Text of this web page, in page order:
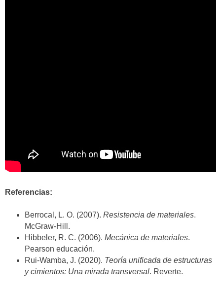
Referencias:
Berrocal, L. O. (2007). Resistencia de materiales.
McGraw-Hill.
Hibbeler, R. C. (2006). Mecánica de materiales.
Pearson educación.
Rui-Wamba, J. (2020). Teoría unificada de estructuras
y cimientos: Una mirada transversal. Reverte.